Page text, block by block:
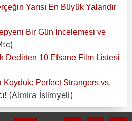
Yarısı En Büyük Yalandır
Bir Gün İncelemesi ve
Dedirten 10 Efsane Film Listesi
Koyduk: Perfect Strangers vs.
(Almira İslimyeli)